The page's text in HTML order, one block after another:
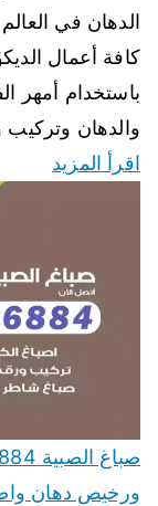
الدهان في
كافة أعمال
باستخدام أمهر
والدهان
اقرأ المزيد
ورخيص دهان